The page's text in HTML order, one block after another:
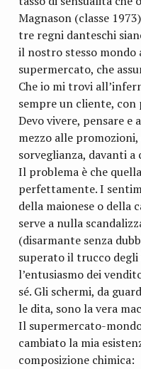
Magnason (classe
tre regni danteschi
il nostro stesso mondo
supermercato, che
Che io mi trovi
sempre un cliente,
Devo vivere, pensare
mezzo alle
sorveglianza, davanti a
Il problema è che
perfettamente. I
della maionese o della
serve a nulla
(disarmante senza
superato il trucco
l’entusiasmo dei
sé. Gli schermi, da
le dita, sono la vera
Il supermercato-
cambiato la mia
composizione chimica: